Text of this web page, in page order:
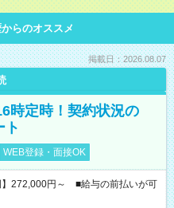
らのオススメ
掲載日：2026.08.07
時定時！契約状況の
ト
WEB登録・面接OK
272,000円～ ■給与の前払いが可